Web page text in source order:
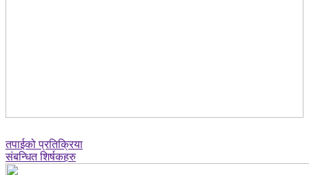
तपाईको प्रतिक्रिया
संबन्धित शिर्षकहरु